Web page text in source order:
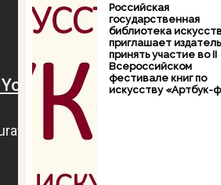
Российская
государственная
библиотека
приглашает
принять участие во II
Всероссийском
фестивале книг по
искусству «Артбук-